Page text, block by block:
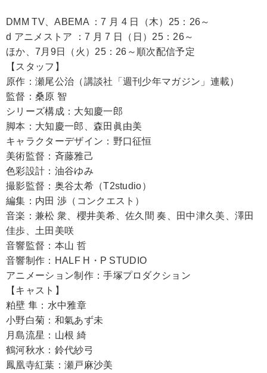
DMM TV、ABEMA ：7 月 4 日（木）25：26～
d アニメストア ：7 月 7 日（日）25：26～
ほか、7月9日（火）25：26～順次配信予定
【スタッフ】
原作：瀬尾公治（講談社「週刊少年マガジン」連載）
監督：桑原 智
シリーズ構成：大知慶一郎
脚本：大知慶一郎、森田眞由美
キャラクターデザイン：野口征恒
美術監督：斉藤雅己
色彩設計：油谷ゆみ
撮影監督：奥谷太希（T2studio）
編集：内田 渉（コンクエスト）
音楽：兼松 衆、櫻井美希、佐久間 奏、田中津久美、澤田
佳歩、土田美咲
音響監督：本山 哲
音響制作：HALF H・P STUDIO
アニメーション制作：手塚プロダクション
【キャスト】
粕壁 隼：水中雅章
小野白菊：和氣あず未
月島流星：山根 綺
鶴河秋水：鈴代紗弓
鳳凰寺紅葉：瀬戸麻沙美